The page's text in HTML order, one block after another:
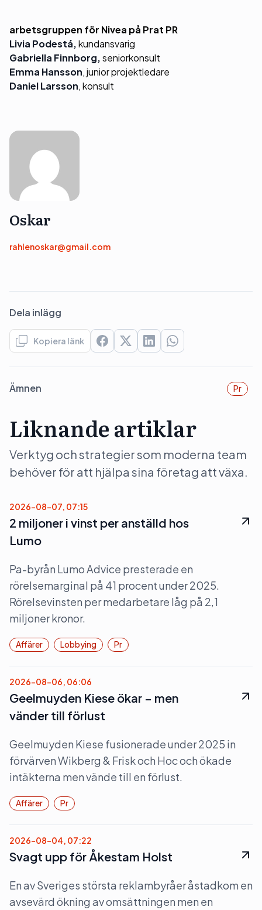
arbetsgruppen för Nivea på Prat PR
Livia Podestá,kundansvarig
Gabriella Finnborg,seniorkonsult
Emma Hansson, junior projektledare
Daniel Larsson, konsult
Oskar
rahlenoskar@gmail.com
Dela inlägg
Kopiera länk
Ämnen Pr
Liknande artiklar
Verktyg och strategier som moderna team
behöver för att hjälpa sina företag att växa.
2026-08-07, 07:15
2 miljoner i vinst per anställd hos
Lumo
Pa-byrån Lumo Advice presterade en
rörelsemarginal på 41 procent under 2025.
Rörelsevinsten per medarbetare låg på 2,1
miljoner kronor.
Affärer Lobbying Pr
2026-08-06, 06:06
Geelmuyden Kiese ökar – men
vänder till förlust
Geelmuyden Kiese fusionerade under 2025 in
förvärven Wikberg & Frisk och Hoc och ökade
intäkterna men vände till en förlust.
Affärer Pr
2026-08-04, 07:22
Svagt upp för Åkestam Holst
En av Sveriges största reklambyråer åstadkom en
avsevärd ökning av omsättningen men en